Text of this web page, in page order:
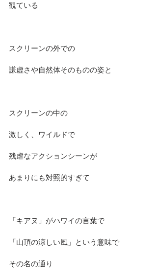
観ている
スクリーンの外での
謙虚さや自然体そのものの姿と
スクリーンの中の
激しく、ワイルドで
残虐なアクションシーンが
あまりにも対照的すぎて
「キアヌ」がハワイの言葉で
「山頂の涼しい風」という意味で
その名の通り